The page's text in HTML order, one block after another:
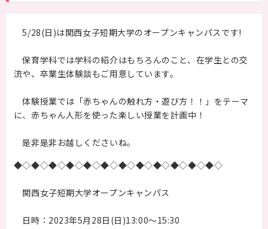
キャンパスライフ
高大連携・地域連携
受験生の方へ
在学生の方へ
保護者の方へ
卒業生の方へ
企業の方へ
5/28(日)は関西女子短期大学のオープンキャンパスです!
保育学科では学科の紹介はもちろんのこと、在学生との交
流や、卒業生体験談もご用意しています。
体験授業では「赤ちゃんの触れ方・遊び方！！」をテーマ
に、赤ちゃん人形を使った楽しい授業を計画中！
是非是非お越しくださいね。
◆◇◆◇◆◇◆◇◆◇◆◇◆◇◆◇◆◇◆◇◆◇◆◇
関西女子短期大学オープンキャンパス
日時：2023年5月28日(日)13:00～15:30